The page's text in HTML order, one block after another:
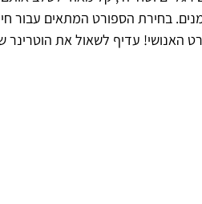
בחירת הספורט המתאים עבור
האנושי! עדיף לשאול את